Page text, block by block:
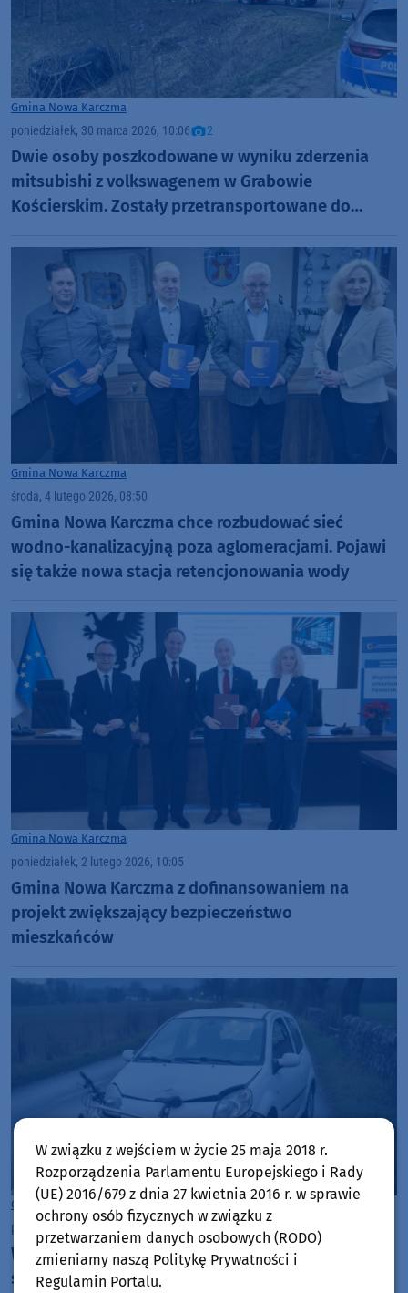
Gmina Nowa Karczma
poniedziałek, 30 marca 2026, 10:06 2
Dwie osoby poszkodowane w wyniku zderzenia
mitsubishi z volkswagenem w Grabowie
Kościerskim. Zostały przetransportowane do
Gmina Nowa Karczma
środa, 4 lutego 2026, 08:50
Gmina Nowa Karczma chce rozbudować sieć
wodno-kanalizacyjną poza aglomeracjami. Pojawi
się także nowa stacja retencjonowania wody
Gmina Nowa Karczma
poniedziałek, 2 lutego 2026, 10:05
Gmina Nowa Karczma z dofinansowaniem na
projekt zwiększający bezpieczeństwo
mieszkańców
Gmina Nowa Karczma
piątek, 5 grudnia 2025, 13:10
W Nowej Karczmie auto uderzyło w rowerzystę. Na
szczęście mężczyzna nie odniósł obrażeń
W związku z wejściem w życie 25 maja 2018 r.
Rozporządzenia Parlamentu Europejskiego i Rady
(UE) 2016/679 z dnia 27 kwietnia 2016 r. w sprawie
ochrony osób fizycznych w związku z
przetwarzaniem danych osobowych (RODO)
zmieniamy naszą Politykę Prywatności i
Regulamin Portalu.